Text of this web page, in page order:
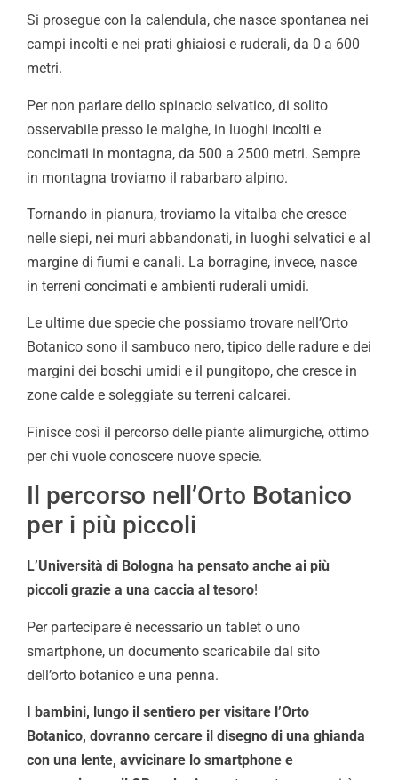
Si prosegue con la calendula, che nasce spontanea nei
campi incolti e nei prati ghiaiosi e ruderali, da 0 a 600
metri.
Per non parlare dello spinacio selvatico, di solito
osservabile presso le malghe, in luoghi incolti e
concimati in montagna, da 500 a 2500 metri. Sempre
in montagna troviamo il rabarbaro alpino.
Tornando in pianura, troviamo la vitalba che cresce
nelle siepi, nei muri abbandonati, in luoghi selvatici e al
margine di fiumi e canali. La borragine, invece, nasce
in terreni concimati e ambienti ruderali umidi.
Le ultime due specie che possiamo trovare nell’Orto
Botanico sono il sambuco nero, tipico delle radure e dei
margini dei boschi umidi e il pungitopo, che cresce in
zone calde e soleggiate su terreni calcarei.
Finisce così il percorso delle piante alimurgiche, ottimo
per chi vuole conoscere nuove specie.
Il percorso nell’Orto Botanico
per i più piccoli
L’Università di Bologna ha pensato anche ai più
piccoli grazie a una caccia al tesoro!
Per partecipare è necessario un tablet o uno
smartphone, un documento scaricabile dal sito
dell’orto botanico e una penna.
I bambini, lungo il sentiero per visitare l’Orto
Botanico, dovranno cercare il disegno di una ghianda
con una lente, avvicinare lo smartphone e